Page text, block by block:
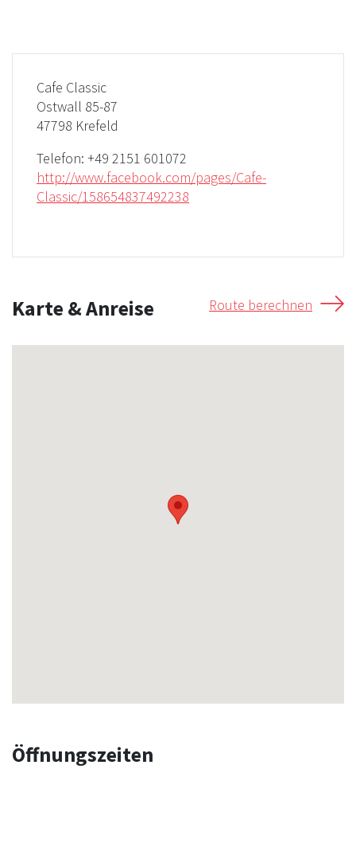
Cafe Classic
Ostwall 85-87
47798 Krefeld
Telefon: +49 2151 601072
http://www.facebook.com/pages/Cafe-
Classic/158654837492238
Karte & Anreise Route berechnen
Öffnungszeiten